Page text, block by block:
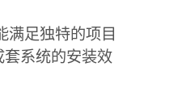
满足独特的项目
系统的安装效